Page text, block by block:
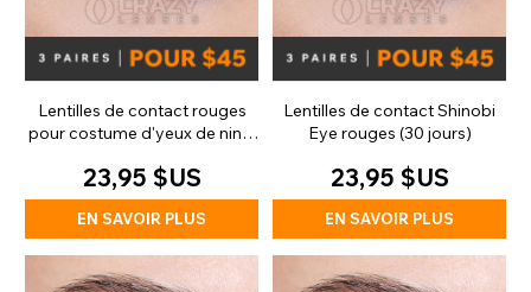
Lentilles de contact rouges
pour costume d'yeux de ninja
23,95 $US
EN SAVOIR PLUS
Lentilles de contact Shinobi
Eye rouges (30 jours)
23,95 $US
EN SAVOIR PLUS